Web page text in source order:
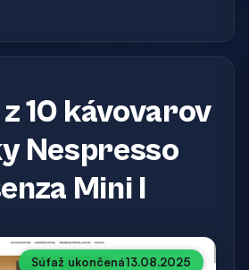
10 kávovarov
Nespresso
Mini I
Súťaž ukončená13.08.2025